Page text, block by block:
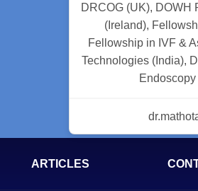
DRCOG (UK), DOWH
(Ireland),
Fellowship in IVF &
Technologies (India),
ARTICLES